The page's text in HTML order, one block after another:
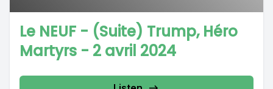
Le NEUF - (Suite) Trump, Héro
Martyrs - 2 avril 2024